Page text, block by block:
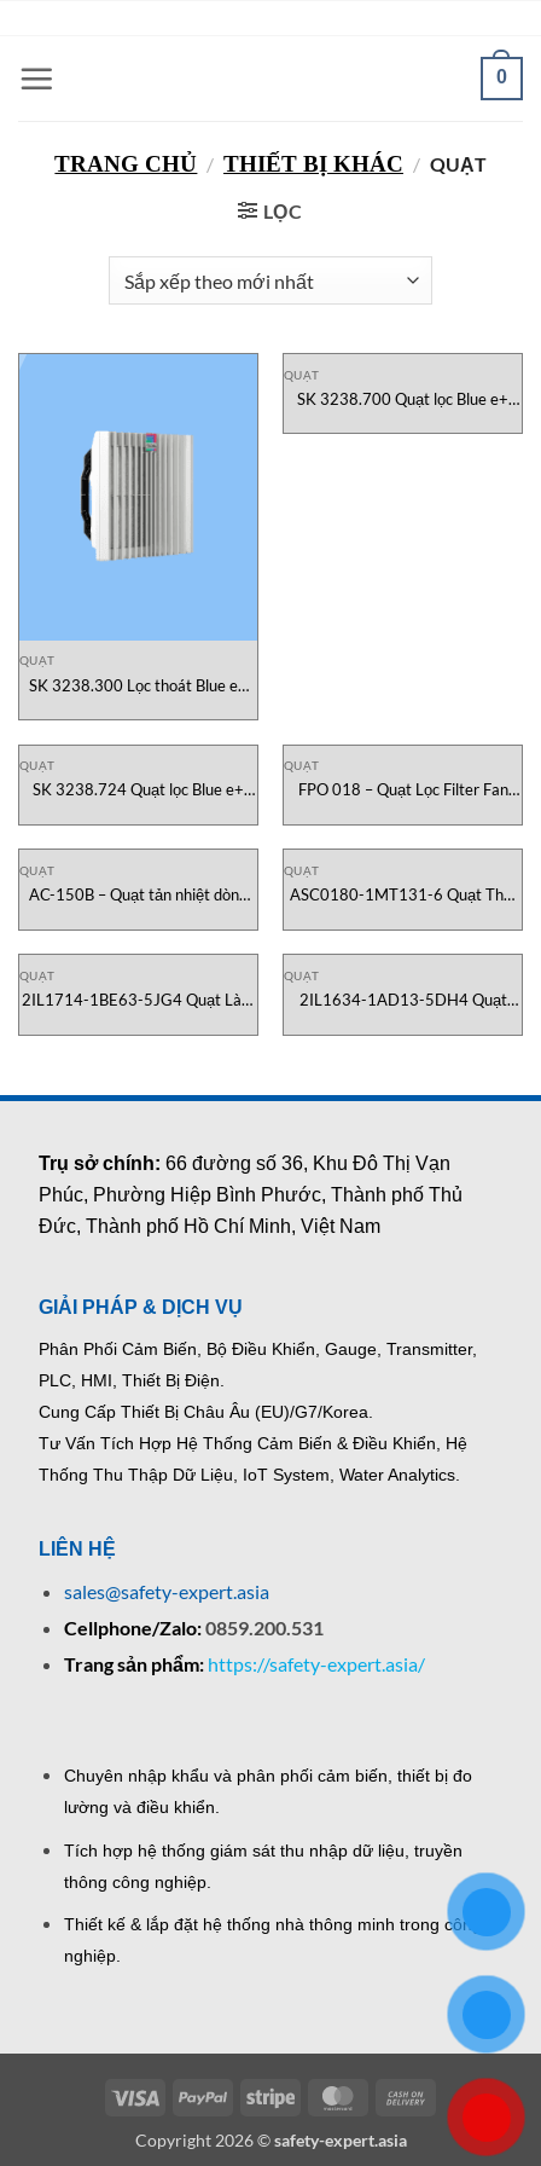
nội
0
TRANG CHỦ / THIẾT BỊ KHÁC / QUẠT
LỌC
QUẠT
SK 3238.300 Lọc thoát Blue e+
Vietnam
QUẠT
SK 3238.700 Quạt lọc Blue e+
Vietnam
QUẠT
SK 3238.724 Quạt lọc Blue e+
Vietnam
QUẠT
FPO 018 – Quạt Lọc Filter Fan
QUẠT
AC-150B – Quạt tản nhiệt dòng
QUẠT
ASC0180-1MT131-6 Quạt Thổi
QUẠT
2IL1714-1BE63-5JG4 Quạt Làm
QUẠT
2IL1634-1AD13-5DH4 Quạt
Trụ sở chính:66 đường số 36, Khu Đô Thị Vạn
Phúc, Phường Hiệp Bình Phước, Thành phố Thủ
Đức, Thành phố Hồ Chí Minh, Việt Nam
GIẢI PHÁP & DỊCH VỤ
Phân Phối Cảm Biến, Bộ Điều Khiển, Gauge, Transmitter,
PLC, HMI, Thiết Bị Điện.
Cung Cấp Thiết Bị Châu Âu (EU)/G7/Korea.
Tư Vấn Tích Hợp Hệ Thống Cảm Biến & Điều Khiển, Hệ
Thống Thu Thập Dữ Liệu, IoT System, Water Analytics.
LIÊN HỆ
sales@safety-expert.asia
Cellphone/Zalo:0859.200.531
Trang sản phẩm: https://safety-expert.asia/
Chuyên nhập khẩu và phân phối cảm biến, thiết bị đo
lường và điều khiển.
Tích hợp hệ thống giám sát thu nhập dữ liệu, truyền
thông công nghiệp.
Thiết kế & lắp đặt hệ thống nhà thông minh trong công
nghiệp.
Visa PayPal Stripe MasterCardCash
On
Delivery
Copyright 2026 ©safety-expert.asia